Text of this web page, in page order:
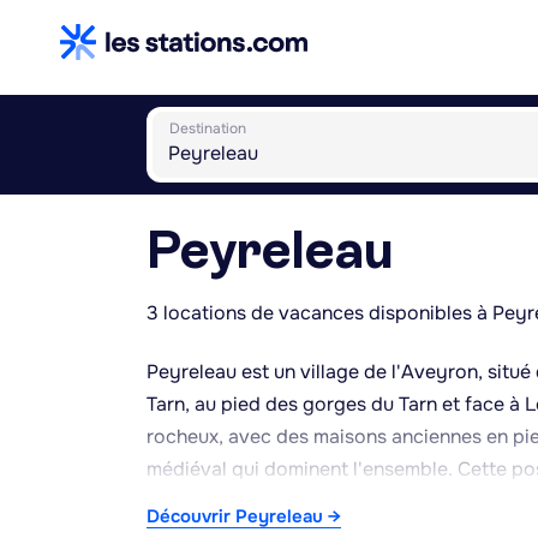
Destination
Peyreleau
3 locations de vacances disponibles à
Peyreleau est un village de l'Aveyron,
Tarn, au pied des gorges du Tarn et face à
rocheux, avec des maisons anciennes en
médiéval qui dominent l'ensemble. Cette
Découvrir Peyreleau →